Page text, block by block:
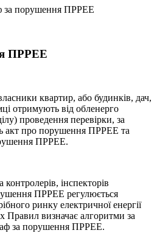
за порушення ПРРЕЕ
ПРРЕЕ
квартир, або будинків, дач,
отримують від обленерго
проведення перевірки, за
акт про порушення ПРРЕЕ та
ПРРЕЕ.
інспекторів
ПРРЕЕ регулюється
ринку електричної енергії
Правил визначає алгоритми за
за порушення ПРРЕЕ.